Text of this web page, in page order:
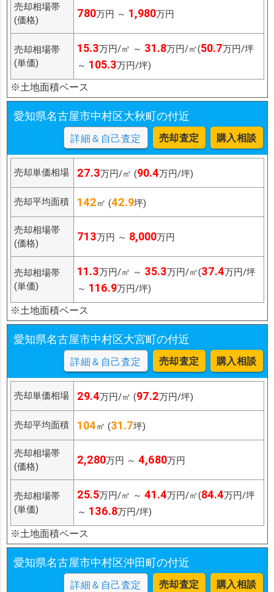
売却相場帯
(価格)
780万円 ～ 1,980万円
売却相場帯
(単価)
15.3万円/㎡ ～ 31.8万円/㎡(50.7万円/坪
～ 105.3万円/坪)
※土地面積ベース
愛知県名古屋市中村区大秋町の付近
詳細＆自己査定 売却査定 購入相談
売却単価相場 27.3万円/㎡ (90.4万円/坪)
売却平均面積 142㎡ (42.9坪)
売却相場帯
(価格)
713万円 ～ 8,000万円
売却相場帯
(単価)
11.3万円/㎡ ～ 35.3万円/㎡(37.4万円/坪
～ 116.9万円/坪)
※土地面積ベース
愛知県名古屋市中村区大宮町の付近
詳細＆自己査定 売却査定 購入相談
売却単価相場 29.4万円/㎡ (97.2万円/坪)
売却平均面積 104㎡ (31.7坪)
売却相場帯
(価格)
2,280万円 ～ 4,680万円
売却相場帯
(単価)
25.5万円/㎡ ～ 41.4万円/㎡(84.4万円/坪
～ 136.8万円/坪)
※土地面積ベース
愛知県名古屋市中村区沖田町の付近
詳細＆自己査定 売却査定 購入相談